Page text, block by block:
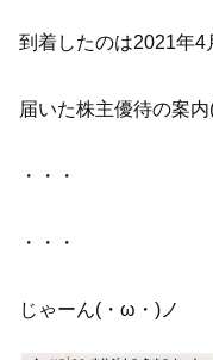
到着したのは2021年4
届いた株主優待の案
・・・
・・・
じゃーん(・ω・)ノ